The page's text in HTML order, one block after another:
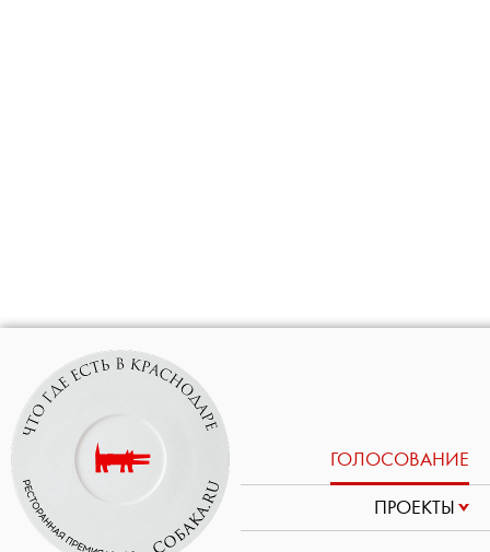
ГОЛОСОВАНИЕ
ПРОЕКТЫ